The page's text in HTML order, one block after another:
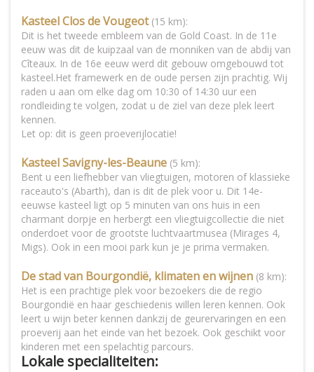
Kasteel Clos de Vougeot(15 km):
Dit is het tweede embleem van de Gold Coast. In de 11e
eeuw was dit de kuipzaal van de monniken van de abdij van
Cîteaux. In de 16e eeuw werd dit gebouw omgebouwd tot
kasteel.Het framewerk en de oude persen zijn prachtig. Wij
raden u aan om elke dag om 10:30 of 14:30 uur een
rondleiding te volgen, zodat u de ziel van deze plek leert
kennen.
Let op: dit is geen proeverijlocatie!
Kasteel Savigny-les-Beaune (5 km):
Bent u een liefhebber van vliegtuigen, motoren of klassieke
raceauto's (Abarth), dan is dit de plek voor u. Dit 14e-
eeuwse kasteel ligt op 5 minuten van ons huis in een
charmant dorpje en herbergt een vliegtuigcollectie die niet
onderdoet voor de grootste luchtvaartmusea (Mirages 4,
Migs). Ook in een mooi park kun je je prima vermaken.
De stad van Bourgondië, klimaten en wijnen (8 km):
Het is een prachtige plek voor bezoekers die de regio
Bourgondië en haar geschiedenis willen leren kennen. Ook
leert u wijn beter kennen dankzij de geurervaringen en een
proeverij aan het einde van het bezoek. Ook geschikt voor
kinderen met een spelachtig parcours.
Lokale specialiteiten: